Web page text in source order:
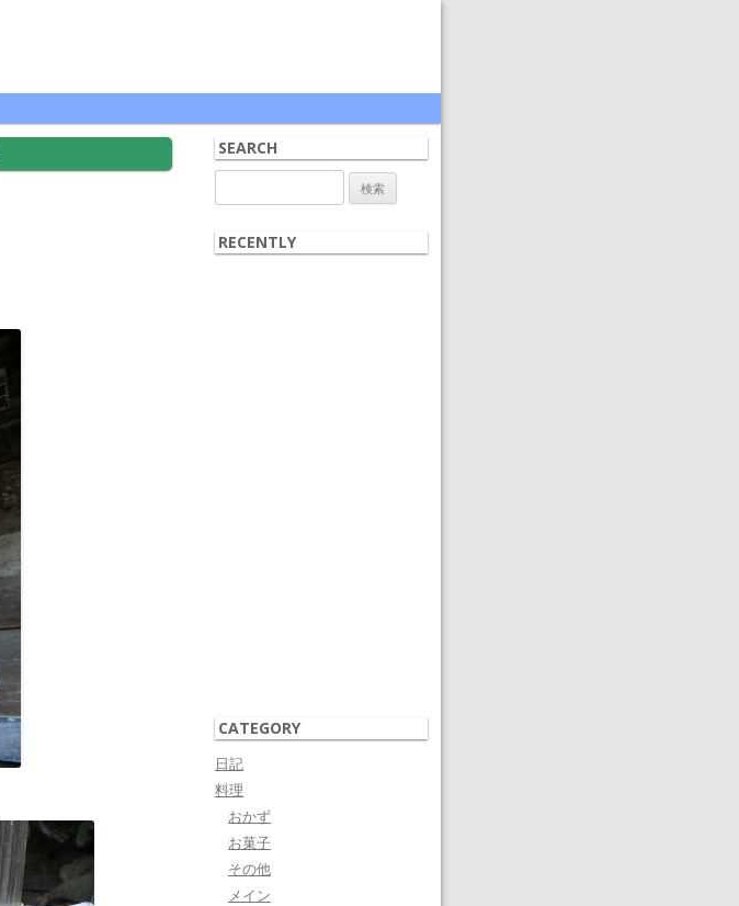
SEARCH
索:
RECENTLY
CATEGORY
日記
料理
おかず
お菓子
その他
メイン